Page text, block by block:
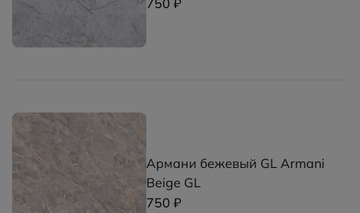
750 ₽
Армани бежевый GL Armani
Beige GL
750 ₽